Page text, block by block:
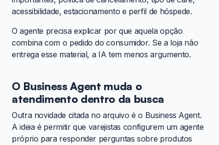
acessibilidade, estacionamento e perfil de hóspede.
O agente precisa explicar por que aquela opção
combina com o pedido do consumidor. Se a loja não
entrega esse material, a IA tem menos argumento.
O Business Agent muda o
atendimento dentro da busca
Outra novidade citada no arquivo é o Business Agent.
A ideia é permitir que varejistas configurem um agente
próprio para responder perguntas sobre produtos